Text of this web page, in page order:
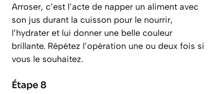
Arroser, c’est l’acte de napper un aliment avec
son jus durant la cuisson pour le nourrir,
l’hydrater et lui donner une belle couleur
brillante. Répétez l’opération une ou deux fois si
vous le souhaitez.
Étape 8